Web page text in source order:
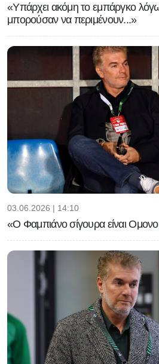
«Υπάρχει ακόμη το εμπάργκο
μπορούσαν να περιμένουν...»
03.06.2026 | 14:10
«Ο Φαμπιάνο σίγουρα είναι